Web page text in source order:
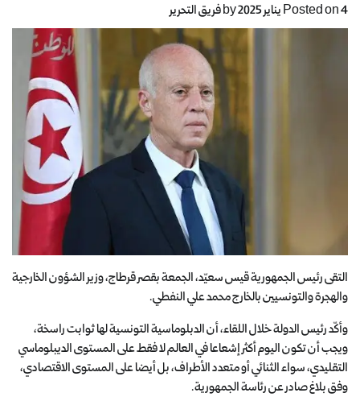
Posted on4 يناير 2025 فريق التحرير
التقى رئيس الجمهورية قيس سعيّد، الجمعة بقصر قرطاج، وزير الشؤون الخارجية
والهجرة والتونسيين بالخارج محمد علي النفطي.
وأكّد رئيس الدولة خلال اللقاء، أن الدبلوماسية التونسية لها ثوابت راسخة،
ويجب أن تكون اليوم أكثر إشعاعا في العالم لا فقط على المستوى الديبلوماسي
التقليدي، سواء الثنائي أو متعدد الأطراف، بل أيضا على المستوى الاقتصادي،
وفق بلاغ صادر عن رئاسة الجمهورية.